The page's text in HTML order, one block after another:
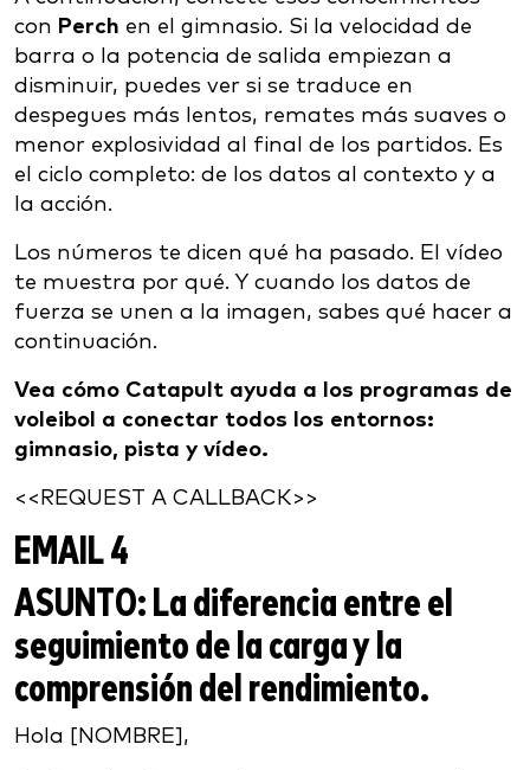
con Perch en el gimnasio. Si la velocidad de
barra o la potencia de salida empiezan a
disminuir, puedes ver si se traduce en
despegues más lentos, remates más suaves o
menor explosividad al final de los partidos. Es
el ciclo completo: de los datos al contexto y a
la acción.
Los números te dicen qué ha pasado. El vídeo
te muestra por qué. Y cuando los datos de
fuerza se unen a la imagen, sabes qué hacer a
continuación.
Vea cómo Catapult ayuda a los programas de
voleibol a conectar todos los entornos:
gimnasio, pista y vídeo.
<<REQUEST A CALLBACK>>
EMAIL 4
ASUNTO: La diferencia entre el
seguimiento de la carga y la
comprensión del rendimiento.
Hola [NOMBRE],